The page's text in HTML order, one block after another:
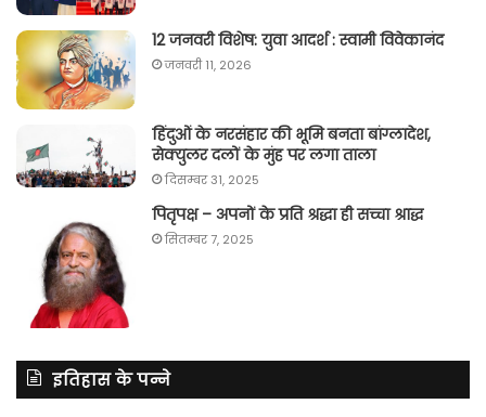
12 जनवरी विशेष: युवा आदर्श : स्वामी विवेकानंद
जनवरी 11, 2026
हिंदुओं के नरसंहार की भूमि बनता बांग्लादेश,
सेक्युलर दलों के मुंह पर लगा ताला
दिसम्बर 31, 2025
पितृपक्ष – अपनों के प्रति श्रद्धा ही सच्चा श्राद्ध
सितम्बर 7, 2025
इतिहास के पन्ने